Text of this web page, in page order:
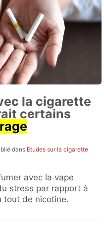
la cigarette
certains
dans Etudes sur la cigarette
avec la vape
stress par rapport à
tout de nicotine.